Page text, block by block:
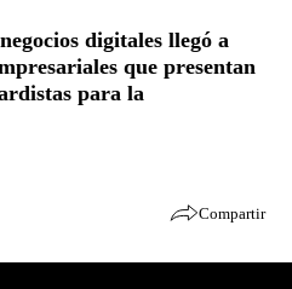
digitales llegó a
que presentan
para la
Compartir